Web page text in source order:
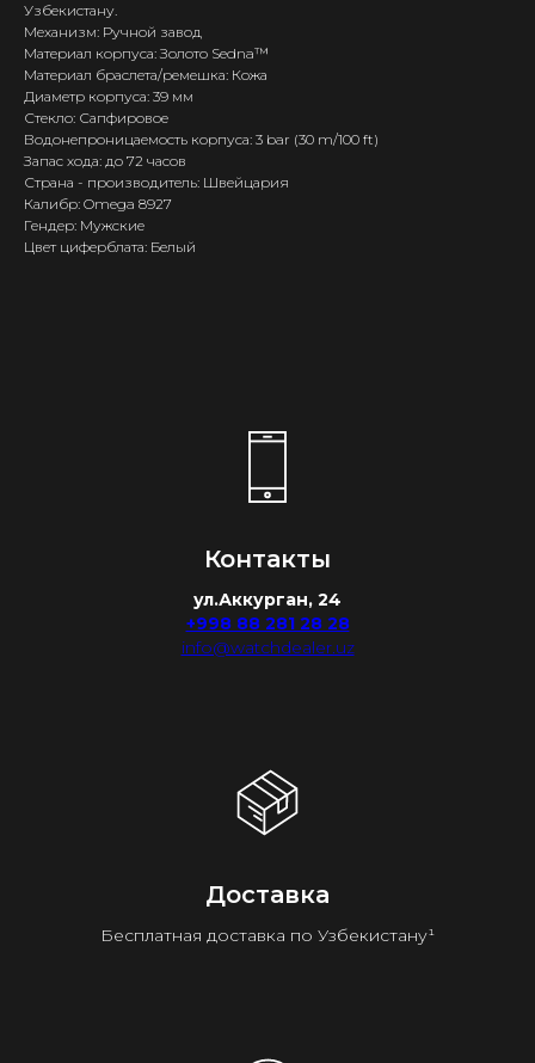
Узбекистану.
Механизм: Ручной завод
Материал корпуса: Золото Sedna™
Материал браслета/ремешка: Кожа
Диаметр корпуса: 39 мм
Стекло: Сапфировое
Водонепроницаемость корпуса: 3 bar (30 m/100 ft)
Запас хода: до 72 часов
Страна - производитель: Швейцария
Калибр: Omega 8927
Гендер: Мужские
Цвет циферблата: Белый
Контакты
ул.Аккурган, 24
+998 88 281 28 28
info@watchdealer.uz
Доставка
Бесплатная доставка по Узбекистану¹